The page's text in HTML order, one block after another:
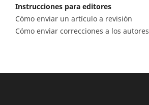
Instrucciones para editores
Cómo enviar un artículo a revisión
Cómo enviar correcciones a los autores